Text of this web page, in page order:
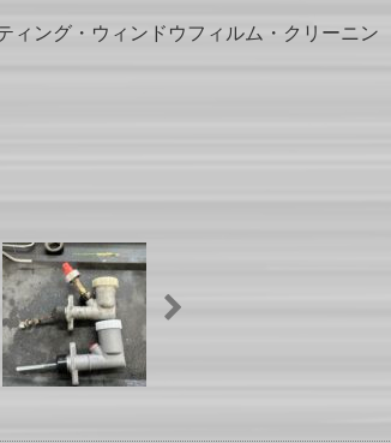
ィング・ウィンドウフィルム・クリーニン